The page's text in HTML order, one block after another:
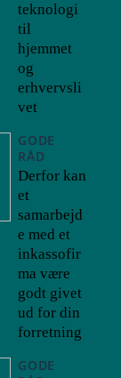
teknologi
til
hjemmet
og
erhvervsli
vet
GODE
RÅD
Derfor kan
et
samarbejd
e med et
inkassofir
ma være
godt givet
ud for din
forretning
GODE